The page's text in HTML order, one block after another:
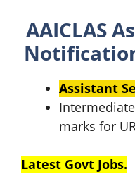
AAICLAS
Assistant
marks for
Latest Govt Jobs.